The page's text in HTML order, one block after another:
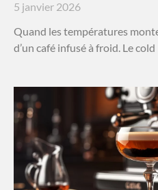
5 janvier 2026
Quand les températures
d’un café infusé à froid. Le cold